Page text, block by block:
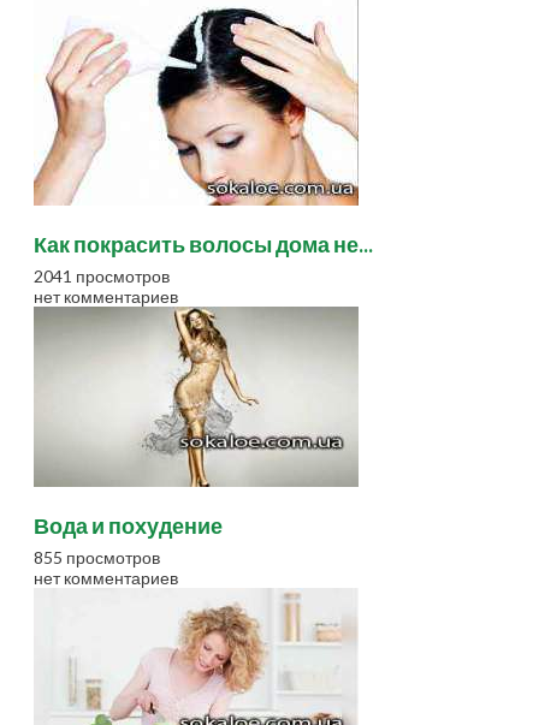
Как покрасить волосы дома не...
2041 просмотров
нет комментариев
Вода и похудение
855 просмотров
нет комментариев